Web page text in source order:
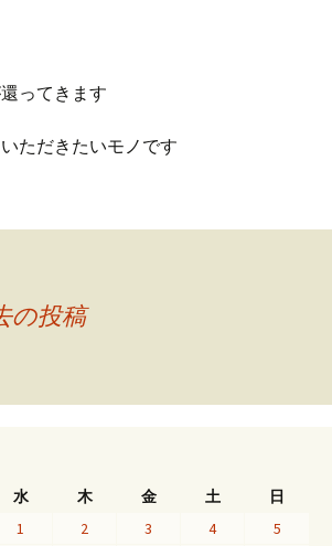
ってきます
ただきたいモノです
の投稿
水 木 金 土
日
1
2 3 4
5